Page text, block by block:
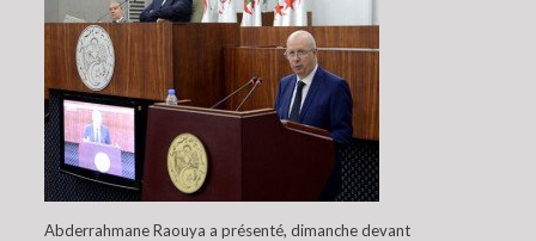
Abderrahmane Raouya a présenté, dimanche devant